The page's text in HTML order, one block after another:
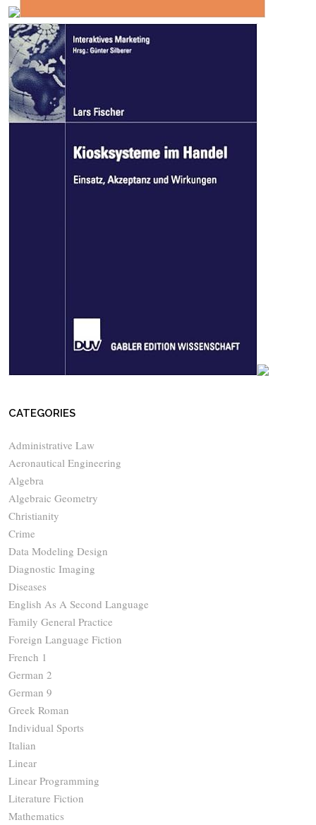
CATEGORIES
Administrative Law
Aeronautical Engineering
Algebra
Algebraic Geometry
Christianity
Crime
Data Modeling Design
Diagnostic Imaging
Diseases
English As A Second Language
Family General Practice
Foreign Language Fiction
French 1
German 2
German 9
Greek Roman
Individual Sports
Italian
Linear
Linear Programming
Literature Fiction
Mathematics